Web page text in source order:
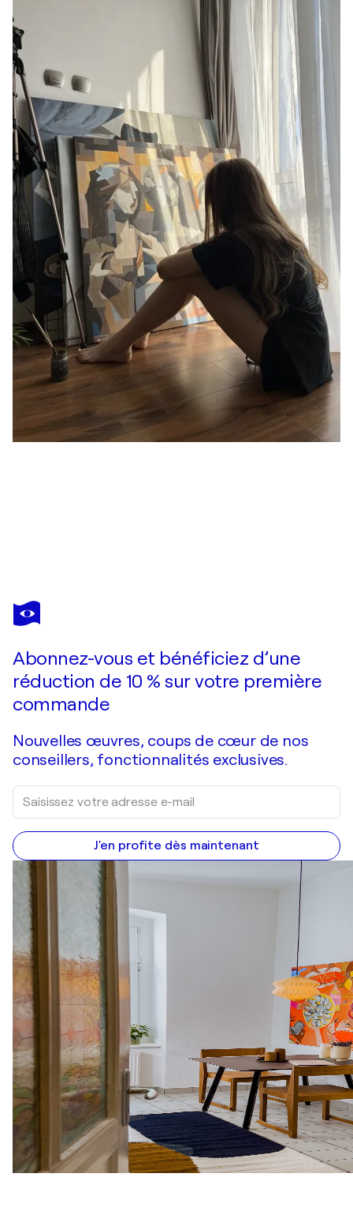
DOROTA KWIATKOWSKA
Ronnie
Abonnez-vous et bénéficiez d’une
réduction de 10 % sur votre première
commande
Nouvelles œuvres, coups de cœur de nos
conseillers, fonctionnalités exclusives.
J'en profite dès maintenant